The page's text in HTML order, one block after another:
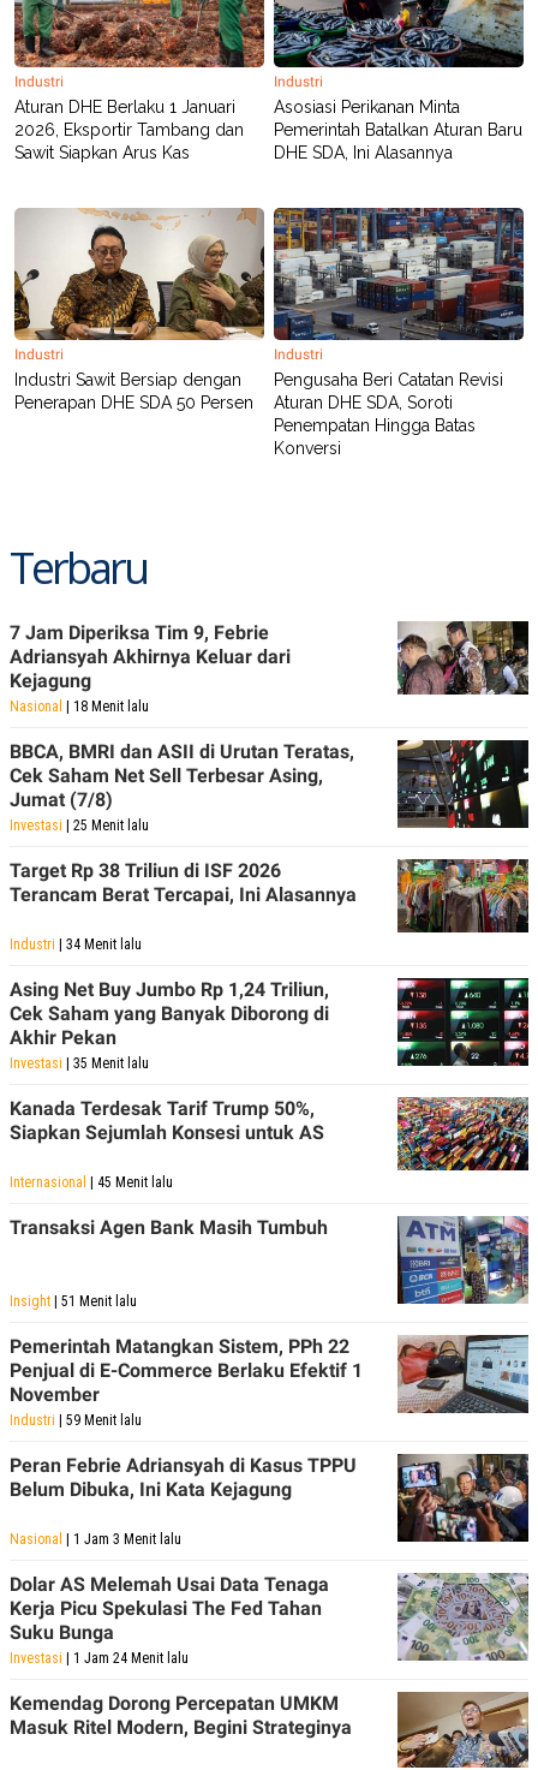
Industri
Aturan DHE Berlaku 1 Januari
2026, Eksportir Tambang dan
Sawit Siapkan Arus Kas
Industri
Asosiasi Perikanan Minta
Pemerintah Batalkan Aturan Baru
DHE SDA, Ini Alasannya
Industri
Industri Sawit Bersiap dengan
Penerapan DHE SDA 50 Persen
Industri
Pengusaha Beri Catatan Revisi
Aturan DHE SDA, Soroti
Penempatan Hingga Batas
Konversi
Terbaru
7 Jam Diperiksa Tim 9, Febrie
Adriansyah Akhirnya Keluar dari
Kejagung
Nasional | 18 Menit lalu
BBCA, BMRI dan ASII di Urutan Teratas,
Cek Saham Net Sell Terbesar Asing,
Jumat (7/8)
Investasi | 25 Menit lalu
Target Rp 38 Triliun di ISF 2026
Terancam Berat Tercapai, Ini Alasannya
Industri | 34 Menit lalu
Asing Net Buy Jumbo Rp 1,24 Triliun,
Cek Saham yang Banyak Diborong di
Akhir Pekan
Investasi | 35 Menit lalu
Kanada Terdesak Tarif Trump 50%,
Siapkan Sejumlah Konsesi untuk AS
Internasional | 45 Menit lalu
Transaksi Agen Bank Masih Tumbuh
Insight | 51 Menit lalu
Pemerintah Matangkan Sistem, PPh 22
Penjual di E-Commerce Berlaku Efektif 1
November
Industri | 59 Menit lalu
Peran Febrie Adriansyah di Kasus TPPU
Belum Dibuka, Ini Kata Kejagung
Nasional | 1 Jam 3 Menit lalu
Dolar AS Melemah Usai Data Tenaga
Kerja Picu Spekulasi The Fed Tahan
Suku Bunga
Investasi | 1 Jam 24 Menit lalu
Kemendag Dorong Percepatan UMKM
Masuk Ritel Modern, Begini Strateginya